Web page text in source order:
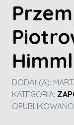
DODAŁ(A):
KATEGORIA: